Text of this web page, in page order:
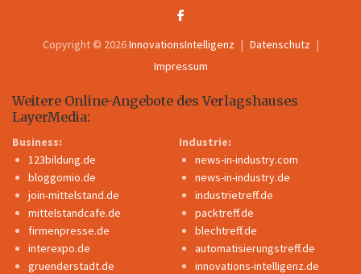
Copyright © 2026InnovationsIntelligenz
Datenschutz
Impressum
Weitere Online-Angebote des Verlagshauses
LayerMedia:
Business:
123bildung.de
bloggomio.de
join-mittelstand.de
mittelstandcafe.de
firmenpresse.de
interexpo.de
gruenderstadt.de
Industrie:
news-in-industry.com
news-in-industry.de
industrietreff.de
packtreff.de
blechtreff.de
automatisierungstreff.de
innovations-intelligenz.de